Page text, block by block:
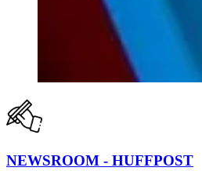
NEWSROOM - HUFFPOST